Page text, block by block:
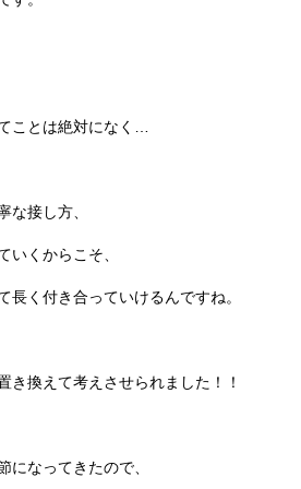
ことは絶対になく…
な接し方、
いくからこそ、
長く付き合っていけるんですね。
き換えて考えさせられました！！
になってきたので、